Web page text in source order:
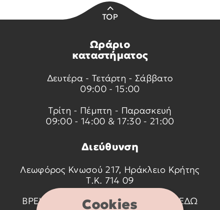
Cookies
TOP
Ωράριο
καταστήματος
Δευτέρα - Τετάρτη - Σάββατο
09:00 - 15:00
Τρίτη - Πέμπτη - Παρασκευή
09:00 - 14:00 & 17:30 - 21:00
Διεύθυνση
Λεωφόρος Κνωσού 217, Ηράκλειο Κρήτης
Τ.Κ. 714 09
ΒΡΕΙΤΕ ΜΑΣ ΣΤΟ ΧΑΡΤΗ ΠΑΤΩΝΤΑΣ
ΕΔΩ